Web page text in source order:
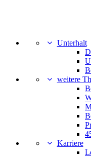
Unterhalt
weitere
Karriere